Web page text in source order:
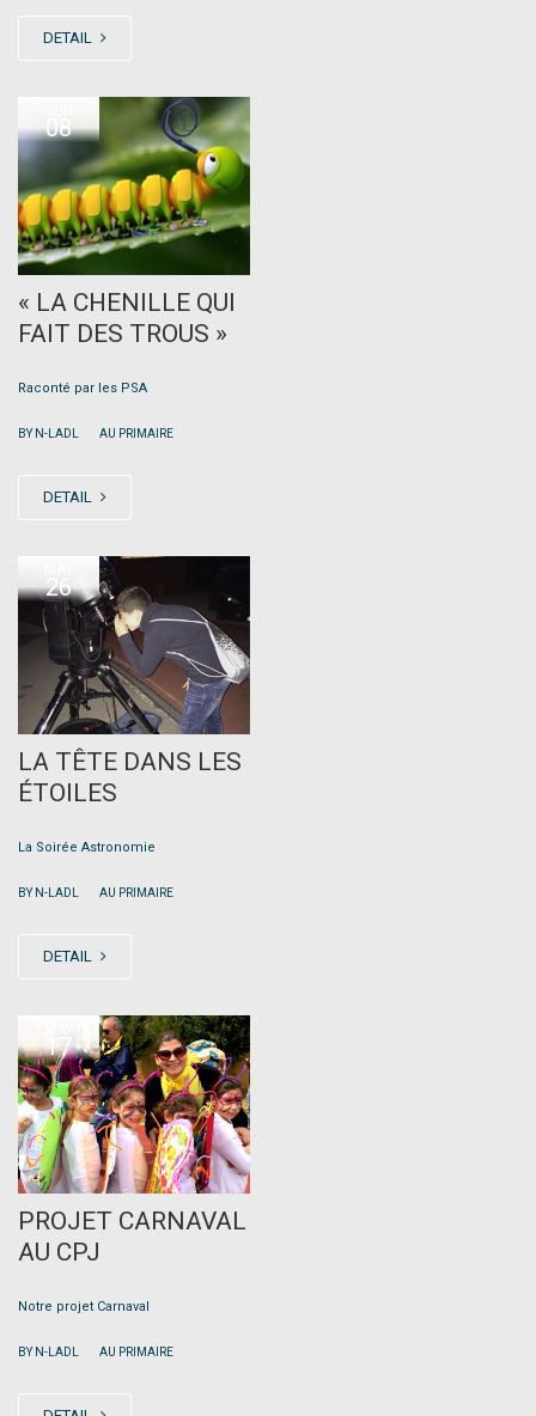
DETAIL
08
« LA CHENILLE QUI
FAIT DES TROUS »
Raconté par les PSA
BY N-LADL AU PRIMAIRE
DETAIL
26
LA TÊTE DANS LES
ÉTOILES
La Soirée Astronomie
BY N-LADL AU PRIMAIRE
DETAIL
17
PROJET CARNAVAL
AU CPJ
Notre projet Carnaval
BY N-LADL AU PRIMAIRE